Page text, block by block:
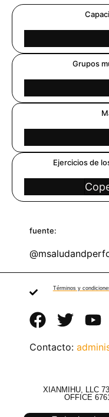
Grupos
Ejercicios de
fuente:
Términos y
Contacto:
XIANMIHU, LLC
OFFICE